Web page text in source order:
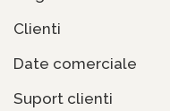
Clienti
Date comerciale
Suport clienti